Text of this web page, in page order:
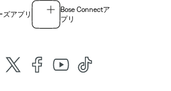
ズアプリ
Bose Connectア
プリ